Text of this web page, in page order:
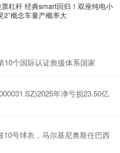
杠杆 经典smart回归！双座纯电小
2”概念车量产概率大
10个国际认证救援体系国家
年净亏损23.50亿
号球衣，马尔基尼奥斯任巴西